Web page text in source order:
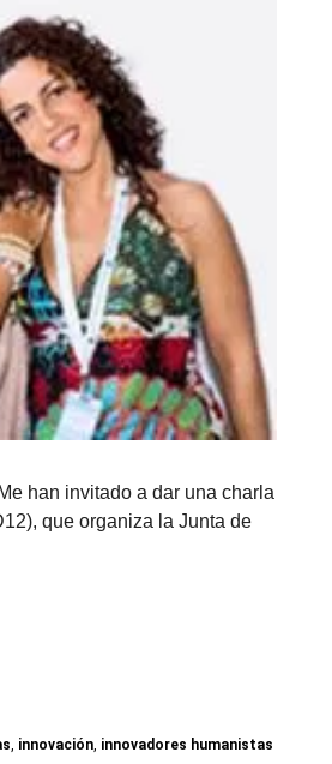
han invitado a dar una charla
que organiza la Junta de
, innovación, innovadores humanistas